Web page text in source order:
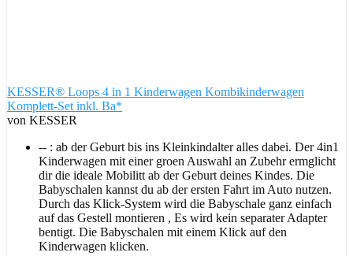
KESSER® Loops 4 in 1 Kinderwagen Kombikinderwagen
Komplett-Set inkl. Ba*
von KESSER
-- : ab der Geburt bis ins Kleinkindalter alles dabei. Der 4in1
Kinderwagen mit einer groen Auswahl an Zubehr ermglicht
dir die ideale Mobilitt ab der Geburt deines Kindes. Die
Babyschalen kannst du ab der ersten Fahrt im Auto nutzen.
Durch das Klick-System wird die Babyschale ganz einfach
auf das Gestell montieren , Es wird kein separater Adapter
bentigt. Die Babyschalen mit einem Klick auf den
Kinderwagen klicken.